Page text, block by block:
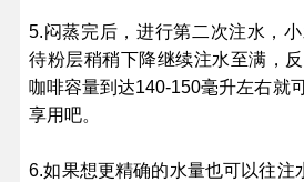
5.闷蒸完后，进行第二次注水，
待粉层稍稍下降继续注水至满，
咖啡容量到达140-150毫升左右就
享用吧。
6.如果想更精确的水量也可以往注